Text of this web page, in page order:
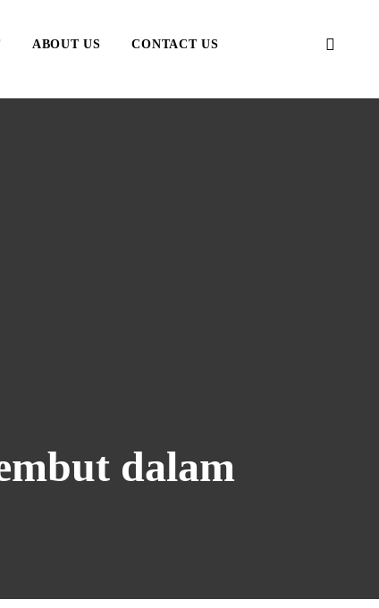
ABOUT US CONTACT US
dalam